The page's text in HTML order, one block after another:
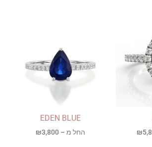
₪
EDEN BLUE
החל מ – ₪3,800